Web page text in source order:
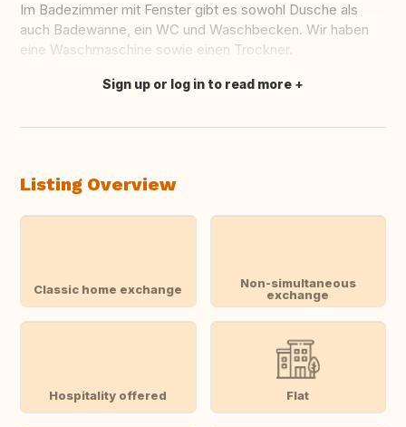
Im Badezimmer mit Fenster gibt es sowohl Dusche als
auch Badewanne, ein WC und Waschbecken. Wir haben
eine Waschmaschine sowie einen Trockner.
Translate this
Sign up or log in to read more
Listing Overview
Classic home exchange
Non-simultaneous
exchange
Hospitality offered Flat